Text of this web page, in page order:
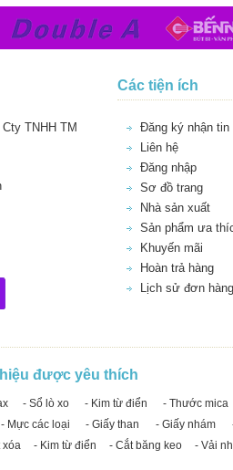
TNHH TM
Các tiện ích
Đăng ký nhận tin
Liên hệ
Đăng nhập
Sơ đồ trang
Nhà sản xuất
Sản phẩm ưa
Khuyến mãi
Hoàn trả hàng
Lịch sử đơn hàng
được yêu thích
- Sổ lò xo - Kim từ điển - Thước mica
- Mực các loại - Giấy than - Giấy nhám
xóa - Kim từ điển - Cắt băng keo - Vải